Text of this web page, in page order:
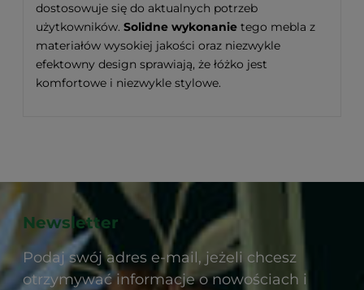
dostosowuje się do aktualnych potrzeb
użytkowników. Solidne wykonanie tego mebla z
materiałów wysokiej jakości oraz niezwykle
efektowny design sprawiają, że łóżko jest
komfortowe i niezwykle stylowe.
Newsletter
Podaj swój adres e-mail, jeżeli chcesz
otrzymywać informacje o nowościach i